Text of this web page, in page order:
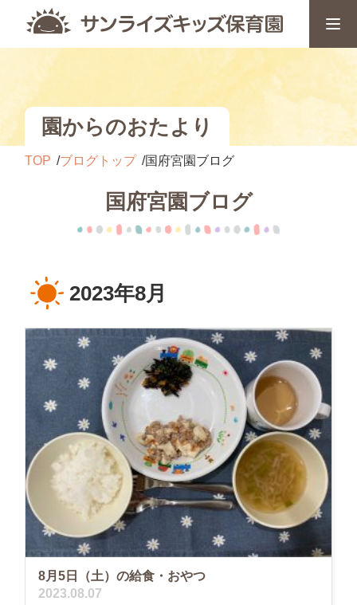
園からのおたより
TOP ブログトップ 国府宮園ブログ
国府宮園ブログ
2023年8月
8月5日（土）の給食・おやつ
2023.08.07